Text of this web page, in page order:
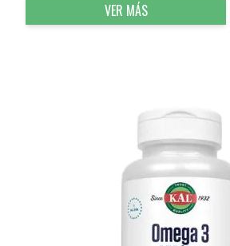
VER MÁS